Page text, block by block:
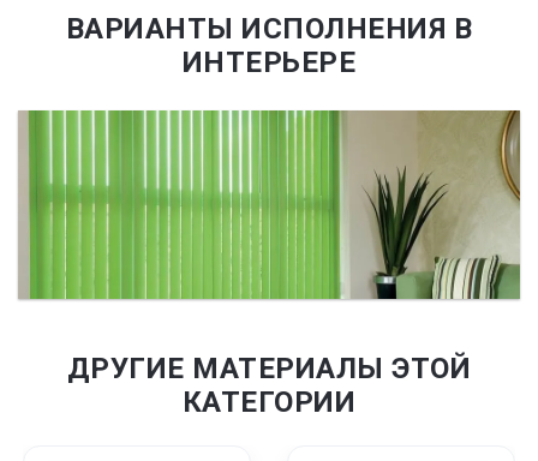
ВАРИАНТЫ ИСПОЛНЕНИЯ В
ИНТЕРЬЕРЕ
ДРУГИЕ МАТЕРИАЛЫ ЭТОЙ
КАТЕГОРИИ